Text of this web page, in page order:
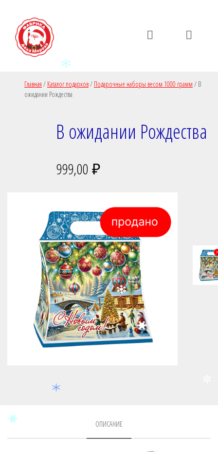
навигацию
Главная / Каталог подарков/ Подарочные наборы весом 1000 грамм / В
ожидании Рождества
В ожидании Рождества
999,00₽
Нет в наличии
ОПИСАНИЕ